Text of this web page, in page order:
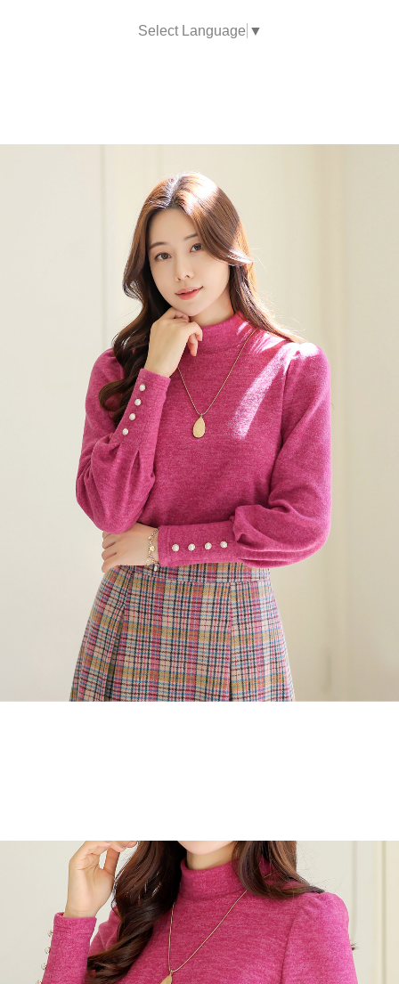
Select Language ▼